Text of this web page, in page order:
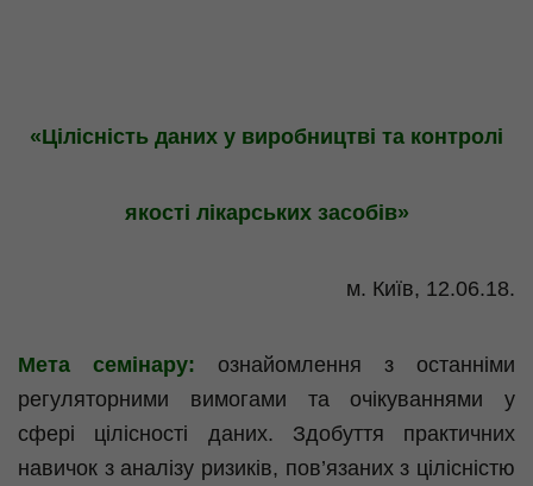
«Цілісність даних у виробництві та контролі
якості лікарських засобів»
м. Київ, 12.06.18.
Мета семінару: ознайомлення з останніми
регуляторними вимогами та очікуваннями у
сфері цілісності даних. Здобуття практичних
навичок з аналізу ризиків, пов’язаних з цілісністю